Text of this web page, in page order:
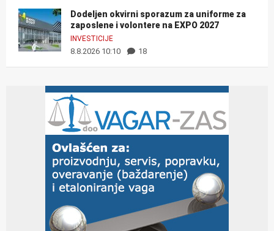
Dodeljen okvirni sporazum za uniforme za
zaposlene i volontere na EXPO 2027
INVESTICIJE
8.8.2026 10:10 18